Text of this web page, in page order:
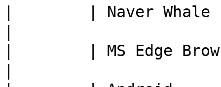
|        | Naver
|        | MS Edge